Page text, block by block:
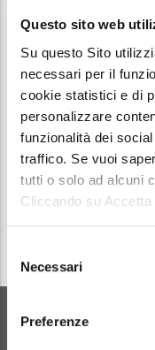
Questo sito web
Su questo Sito
necessari per il
cookie statistici e di
personalizzare
funzionalità dei
traffico. Se vuoi
tutti o solo ad alcuni
Cliccando su
del
consenso
Necessari
Preferenze
dare il
nel miglior
esigenze
e